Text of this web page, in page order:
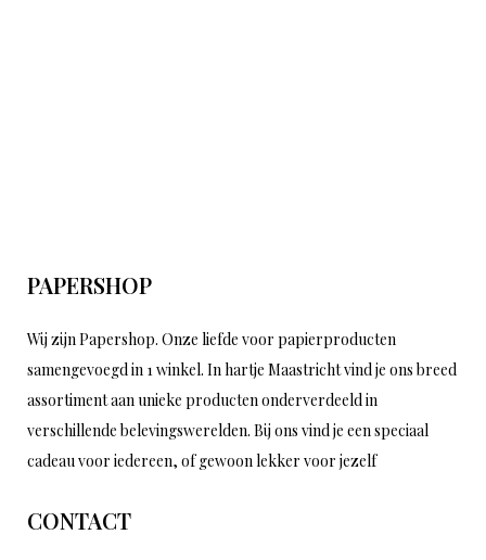
PAPERSHOP
Wij zijn Papershop. Onze liefde voor papierproducten
samengevoegd in 1 winkel. In hartje Maastricht vind je ons breed
assortiment aan unieke producten onderverdeeld in
verschillende belevingswerelden. Bij ons vind je een speciaal
cadeau voor iedereen, of gewoon lekker voor jezelf
CONTACT